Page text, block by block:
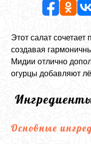
Этот салат
создавая
Мидии отлично
огурцы добавляют
Основные